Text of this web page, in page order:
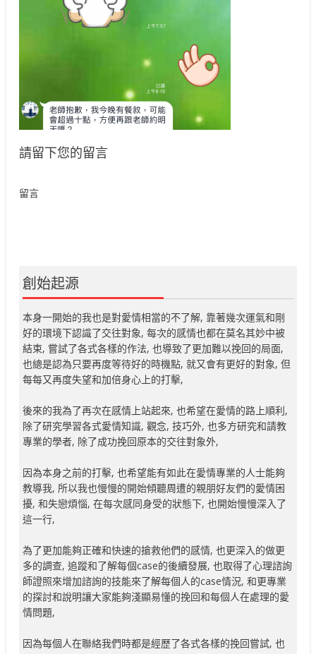
請留下您的留言
留言
創始起源
本身一開始的我也是對愛情相當的不了解, 靠著幾次運氣和剛
好的環境下認識了交往對象, 每次的感情也都在莫名其妙中被
結束, 嘗試了各式各樣的作法, 也導致了更加難以挽回的局面,
也總是認為只要再度等待好的時機點, 就又會有更好的對象, 但
每每又再度失望和加倍身心上的打擊,
後來的我為了再次在感情上站起來, 也希望在愛情的路上順利,
除了研究學習各式愛情知識, 觀念, 技巧外, 也多方研究和請教
專業的學者, 除了成功挽回原本的交往對象外,
因為本身之前的打擊, 也希望能有如此在愛情專業的人士能夠
教導我, 所以我也慢慢的開始傾聽周遭的親朋好友們的愛情困
擾, 和失戀煩惱, 在每次感同身受的狀態下, 也開始慢慢深入了
這一行,
為了更加能夠正確和快速的搶救他們的感情, 也更深入的做更
多的調查, 追蹤和了解每個case的後續發展, 也取得了心理諮詢
師證照來增加諮詢的技能來了解每個人的case情況, 和更專業
的探討和說明讓大家能夠淺顯易懂的挽回和每個人在處理的愛
情問題,
因為每個人在聯絡我們時都是經歷了各式各樣的挽回嘗試, 也